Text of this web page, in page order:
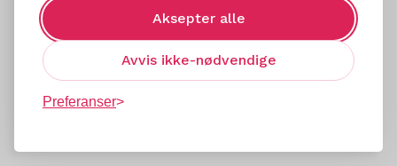
Aksepter alle
Avvis ikke-nødvendige
Preferanser